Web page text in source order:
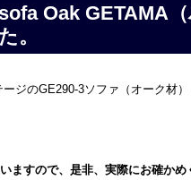
Oak GETAMA
。
ジのGE290-3ソファ（オーク材）
ますので、是非、実際にお確かめ